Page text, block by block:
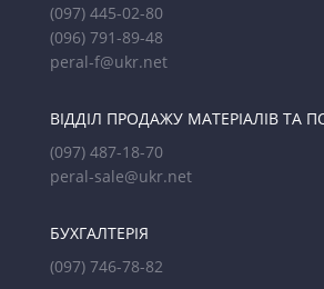
(097) 445-02-80
(096) 791-89-48
peral-f@ukr.net
ВІДДІЛ ПРОДАЖУ МАТЕРІАЛІВ ТА
(097) 487-18-70
peral-sale@ukr.net
БУХГАЛТЕРІЯ
(097) 746-78-82